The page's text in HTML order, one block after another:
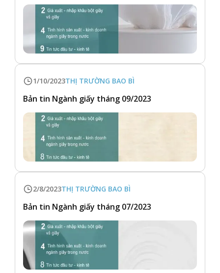
1/10/2023THỊ TRƯỜNG BAO BÌ
Bản tin Ngành giấy tháng 09/2023
2/8/2023THỊ TRƯỜNG BAO BÌ
Bản tin Ngành giấy tháng 07/2023